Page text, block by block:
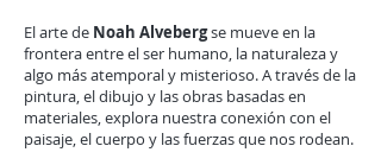
El arte de Noah Alvebergse mueve en la
frontera entre el ser humano, la naturaleza y
algo más atemporal y misterioso. A través de la
pintura, el dibujo y las obras basadas en
materiales, explora nuestra conexión con el
paisaje, el cuerpo y las fuerzas que nos rodean.